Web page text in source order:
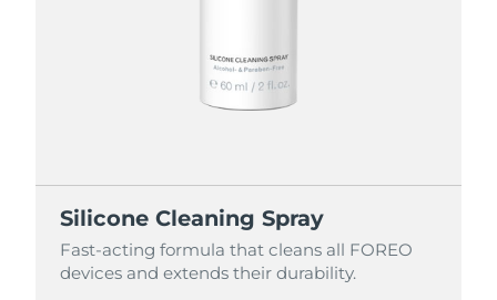
Silicone Cleaning Spray
Fast-acting formula that cleans all FOREO
devices and extends their durability.